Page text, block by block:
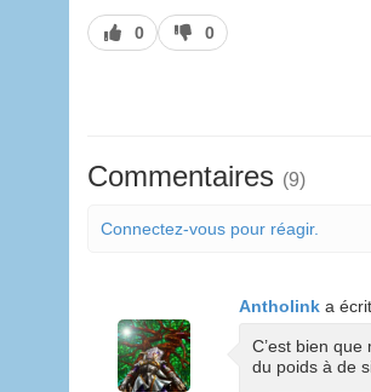
J’aime
0
J’aime
pas
0
Commentaires (9)
Connectez-vous pour réagir.
Antholink a écrit
C’est bien
du poids à de